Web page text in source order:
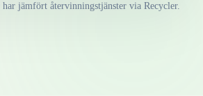
har jämfört återvinningstjänster via Recycler.